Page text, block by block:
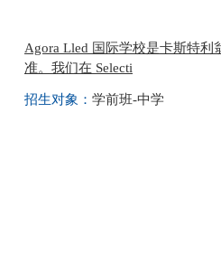
Agora Lled 国际学校是卡斯特利
准。我们在 Selecti
招生对象： 学前班-中学